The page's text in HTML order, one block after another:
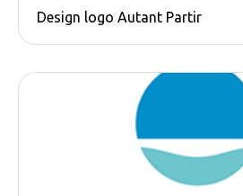
Design logo Autant Partir